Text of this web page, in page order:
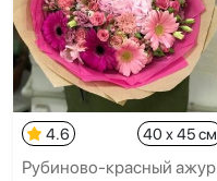
4.6 40 x 45 см
Рубиново-красный ажур